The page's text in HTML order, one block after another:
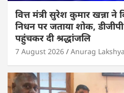
वित्त मंत्री सुरेश कुमार खन्ना
निधन पर जताया शोक,
पहुंचकर दी श्रद्धांजलि
7 August 2026 Anurag Lakshya